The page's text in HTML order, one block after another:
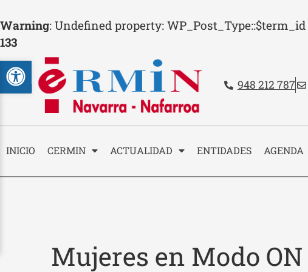
Warning: Undefined property:
133
Abrir barra de herramientas
Contacto
Teléfono:
948 212 787
INICIO CERMIN ACTUALIDAD ENTIDADES AGENDA
Mujeres en Modo